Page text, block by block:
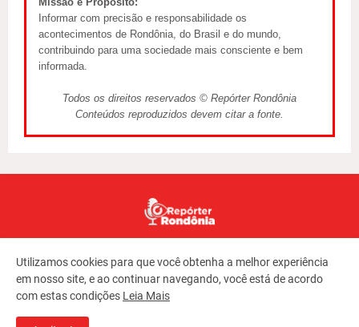
Informar com precisão e responsabilidade os
acontecimentos de Rondônia, do Brasil e do mundo,
contribuindo para uma sociedade mais consciente e bem
informada.
Todos os direitos reservados © Repórter Rondônia
Conteúdos reproduzidos devem citar a fonte.
Utilizamos cookies para que você obtenha a melhor experiência
em nosso site, e ao continuar navegando, você está de acordo
com estas condições Leia Mais